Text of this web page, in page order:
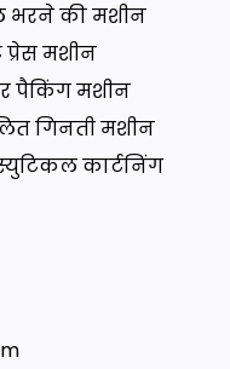
भरने की मशीन
मशीन
पैकिंग मशीन
गिनती मशीन
कार्टनिंग